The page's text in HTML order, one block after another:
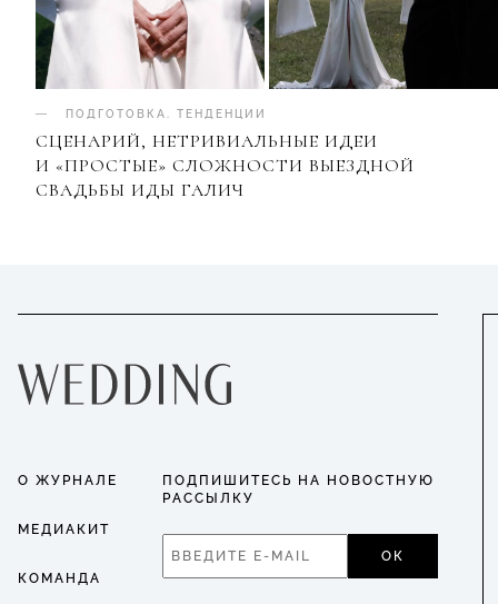
ПОДГОТОВКА ТЕНДЕНЦИИ
СЦЕНАРИЙ, НЕТРИВИАЛЬНЫЕ ИДЕИ
И «ПРОСТЫЕ» СЛОЖНОСТИ ВЫЕЗДНОЙ
СВАДЬБЫ ИДЫ ГАЛИЧ
О ЖУРНАЛЕ
МЕДИАКИТ
КОМАНДА
ПОДПИШИТЕСЬ НА НОВОСТНУЮ
РАССЫЛКУ
ОК